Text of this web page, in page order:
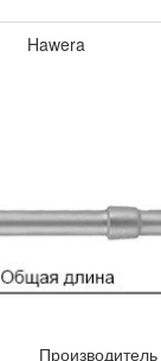
Hawera
Производитель